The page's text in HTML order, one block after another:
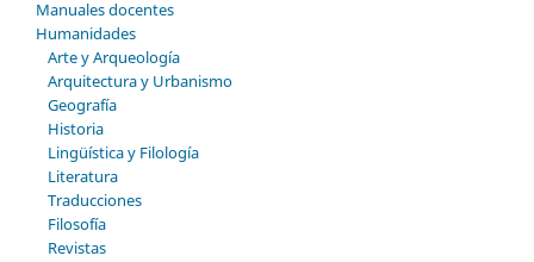
Manuales docentes
Humanidades
Arte y Arqueología
Arquitectura y Urbanismo
Geografía
Historia
Lingüística y Filología
Literatura
Traducciones
Filosofía
Revistas